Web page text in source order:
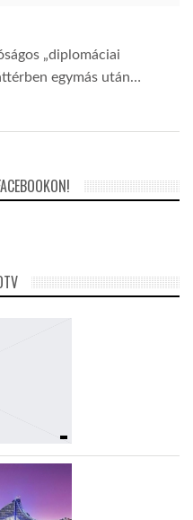
„diplomáciai
egymás után…